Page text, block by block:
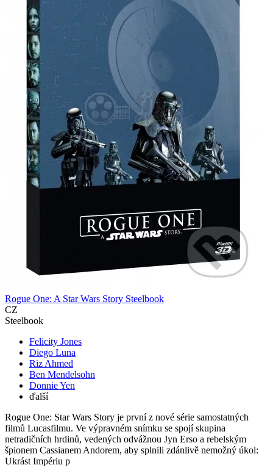
Rogue One: A Star Wars Story Steelbook
CZ
Steelbook
Felicity Jones
Diego Luna
Riz Ahmed
Ben Mendelsohn
Donnie Yen
ďalší
Rogue One: Star Wars Story je první z nové série samostatných
filmů Lucasfilmu. Ve výpravném snímku se spojí skupina
netradičních hrdinů, vedených odvážnou Jyn Erso a rebelským
špionem Cassianem Andorem, aby splnili zdánlivě nemožný úkol:
Ukrást Impériu p